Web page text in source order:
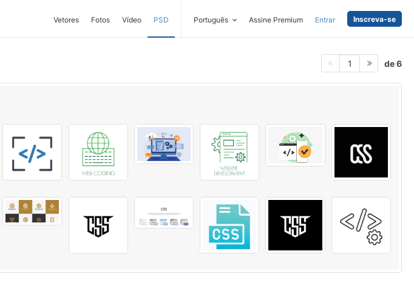
Vetores Fotos Vídeo PSD Português Assine Premium Entrar Inscreva-se
1 de 6